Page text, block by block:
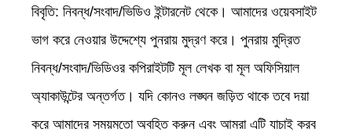
বিবৃতি: নিবন্ধ/সংবাদ/ভিডিও ইন্টারনেট থেকে। আমাদের ওয়েবসাইট
ভাগ করে নেওয়ার উদ্দেশ্যে পুনরায় মুদ্রণ করে। পুনরায় মুদ্রিত
নিবন্ধ/সংবাদ/ভিডিওর কপিরাইটটি মূল লেখক বা মূল অফিসিয়াল
অ্যাকাউন্টের অন্তর্গত। যদি কোনও লঙ্ঘন জড়িত থাকে তবে দয়া
করে আমাদের সময়মতো অবহিত করুন এবং আমরা এটি যাচাই করব